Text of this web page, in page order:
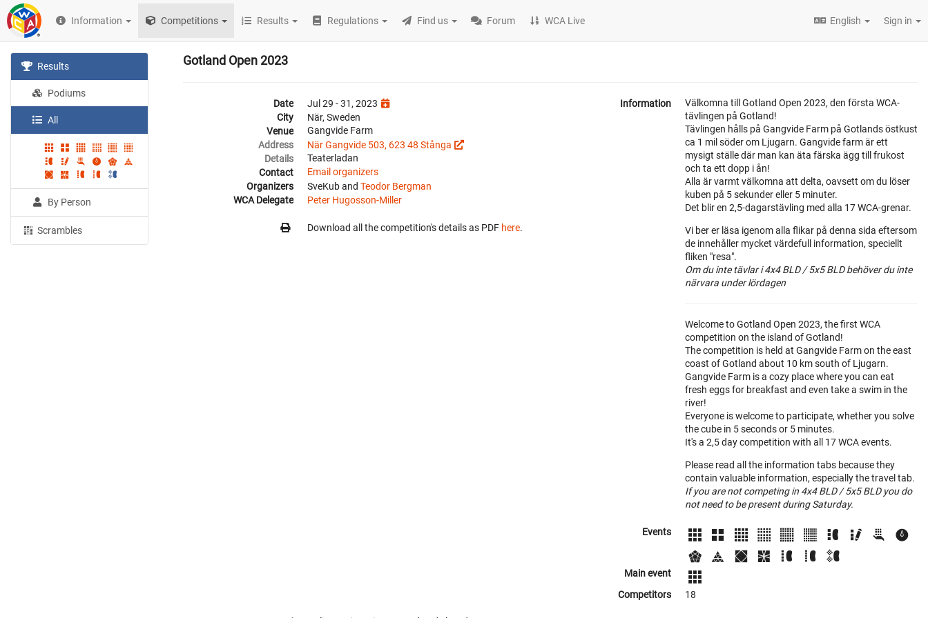
Information Competitions Results Regulations Find us Forum WCA Live English Sign in
Results
Podiums
All
By Person
Scrambles
Gotland Open 2023
Date
Jul 29 - 31, 2023
City
När, Sweden
Venue
Gangvide Farm
Address
När Gangvide 503, 623 48 Stånga
Details
Teaterladan
Contact
Email organizers
Organizers
SveKub and Teodor Bergman
WCA Delegate
Peter Hugosson-Miller
Download all the competition's details as PDF here.
Information
Välkomna till Gotland Open 2023, den första WCA-
tävlingen på Gotland!
Tävlingen hålls på Gangvide Farm på Gotlands östkust
ca 1 mil söder om Ljugarn. Gangvide farm är ett
mysigt ställe där man kan äta färska ägg till frukost
och ta ett dopp i ån!
Alla är varmt välkomna att delta, oavsett om du löser
kuben på 5 sekunder eller 5 minuter.
Det blir en 2,5-dagarstävling med alla 17 WCA-grenar.
Vi ber er läsa igenom alla flikar på denna sida eftersom
de innehåller mycket värdefull information, speciellt
fliken "resa".
Om du inte tävlar i 4x4 BLD / 5x5 BLD behöver du inte
närvara under lördagen
Welcome to Gotland Open 2023, the first WCA
competition on the island of Gotland!
The competition is held at Gangvide Farm on the east
coast of Gotland about 10 km south of Ljugarn.
Gangvide Farm is a cozy place where you can eat
fresh eggs for breakfast and even take a swim in the
river!
Everyone is welcome to participate, whether you solve
the cube in 5 seconds or 5 minutes.
It's a 2,5 day competition with all 17 WCA events.
Please read all the information tabs because they
contain valuable information, especially the travel tab.
If you are not competing in 4x4 BLD / 5x5 BLD you do
not need to be present during Saturday.
Events
Main event
Competitors
18